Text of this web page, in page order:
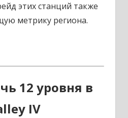
этих станций также
метрику региона.
12 уровня в
IV